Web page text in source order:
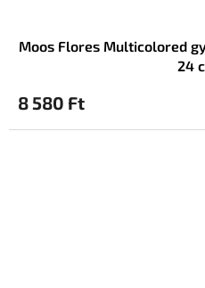
Moos Flores Multicolored
24
8 580 Ft